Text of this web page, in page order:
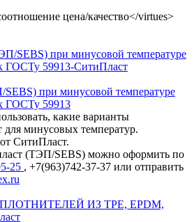
цена/качество</virtues>
при минусовой температуре
ГОСТу 59913
какие варианты
для минусовых температур.
СитиПласт.
(ТЭП/SEBS) можно оформить по
25 , +7(963)742-37-37 или отправить